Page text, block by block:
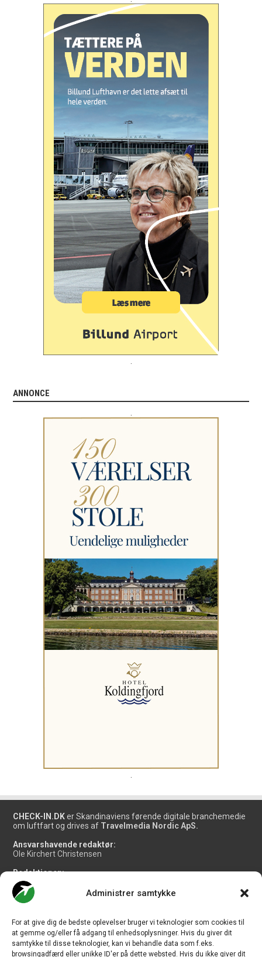
Administrer samtykke
For at give dig de bedste oplevelser bruger vi teknologier som cookies til
at gemme og/eller få adgang til enhedsoplysninger. Hvis du giver dit
samtykke til disse teknologier, kan vi behandle data som f.eks.
browsingadfærd eller unikke ID'er på dette websted. Hvis du ikke giver dit
ANNONCE
CHECK-IN.DK er Skandinaviens førende digitale branchemedie
om luftfart og drives af Travelmedia Nordic ApS.
Ansvarshavende redaktør:
Ole Kirchert Christensen
Redaktionen:
Christian Granhøj Skouboe
Henrik Baumgarten
Danny Longhi Andreasen
Salg og jobannoncer:
salg@travelmedianordic.com